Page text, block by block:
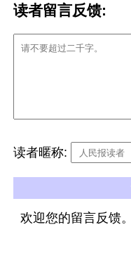
读者留言反馈:
读者暱称:
欢迎您的留言反馈。